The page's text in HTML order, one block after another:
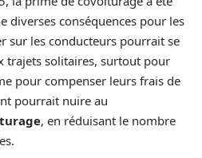
diverses conséquences pour les
sur les conducteurs pourrait se
trajets solitaires, surtout pour
pour compenser leurs frais de
pourrait nuire au
, en réduisant le nombre